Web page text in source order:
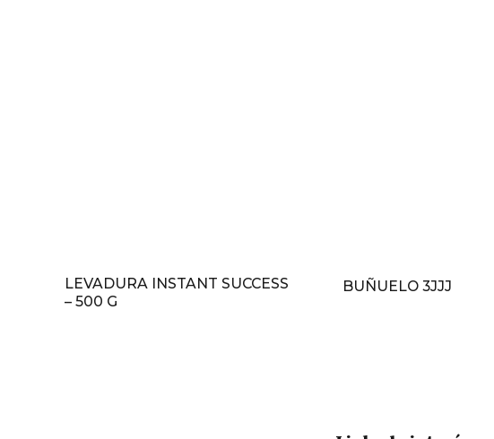
LEVADURA INSTANT SUCCESS
– 500 G
BUÑUELO 3JJJ